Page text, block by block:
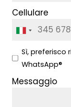
Cellulare
Sì, preferisco
WhatsApp®
Messaggio